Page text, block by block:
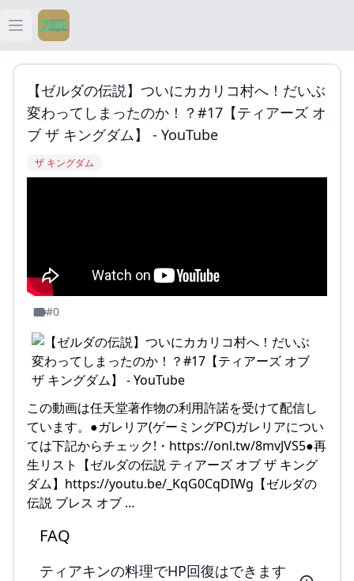
Open main menu
ティアキン
ティアキン 祠
ティアキン 武器
【ゼルダの伝説】ついにカカリコ村へ！だいぶ
変わってしまったのか！？#17【ティアーズ オ
ブ ザ キングダム】 - YouTube
ザ キングダム
#0
この動画は任天堂著作物の利用許諾を受けて配信し
ています。●ガレリア(ゲーミングPC)ガレリアについ
ては下記からチェック!・https://onl.tw/8mvJVS5●再
生リスト【ゼルダの伝説 ティアーズ オブ ザ キング
ダム】https://youtu.be/_KqG0CqDIWg【ゼルダの
伝説 ブレス オブ …
FAQ
ティアキンの料理でHP回復はできます